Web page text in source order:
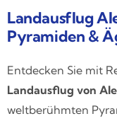
Landausflug
Pyramiden &
Entdecken Sie mit
Landausflug von
weltberühmten